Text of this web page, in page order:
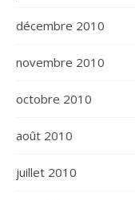
décembre 2010
novembre 2010
octobre 2010
août 2010
juillet 2010